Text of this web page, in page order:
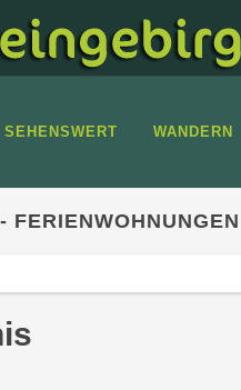
SEHENSWERT WANDERN
FERIENWOHNUNGEN